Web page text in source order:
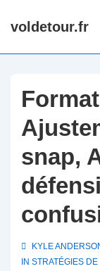
Skipvoldetour.fr
snap,
KYLE
IN STRATÉGIES DE